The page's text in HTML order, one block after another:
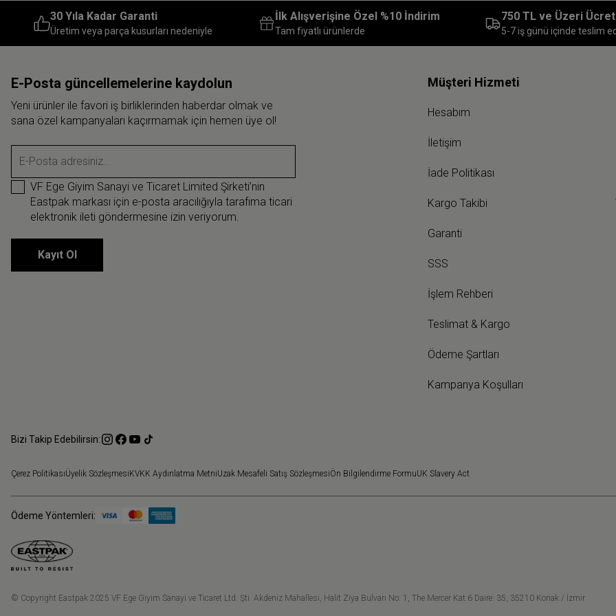
30 Yıla Kadar Garanti
Üretim veya parça kusurları nedeniyle
İlk Alışverişine Özel %10 İndirim
Tam fiyatlı ürünlerde
750 TL ve Üzeri
5-7 iş günü içinde teslim
E-Posta güncellemelerine kaydolun
Yeni ürünler ile favori iş birliklerinden haberdar olmak ve
sana özel kampanyaları kaçırmamak için hemen üye ol!
E-Posta adresiniz...
VF Ege Giyim Sanayi ve Ticaret Limited Şirketi’nin
Eastpak markası için e-posta aracılığıyla tarafıma ticari
elektronik ileti göndermesine izin veriyorum.
Kayıt Ol
Müşteri Hizmeti
Hesabım
İletişim
İade Politikası
Kargo Takibi
Garanti
SSS
İşlem Rehberi
Teslimat & Kargo
Ödeme Şartları
Kampanya Koşulları
Bizi Takip Edebilirsin:
Çerez PolitikasıÜyelik SözleşmesiKVKK Aydınlatma MetniUzak Mesafeli Satış SözleşmesiÖn Bilgilendirme FormuUK Slavery Act
Ödeme Yöntemleri:
© Copyright Eastpak 2025 VF Ege Giyim Sanayi ve Ticaret Ltd. Şti. Akdeniz Mahallesi, Halit Ziya Bulvarı No: 1, The Mercer Kat:6 Daire: 35, 35210 Konak / İzmir